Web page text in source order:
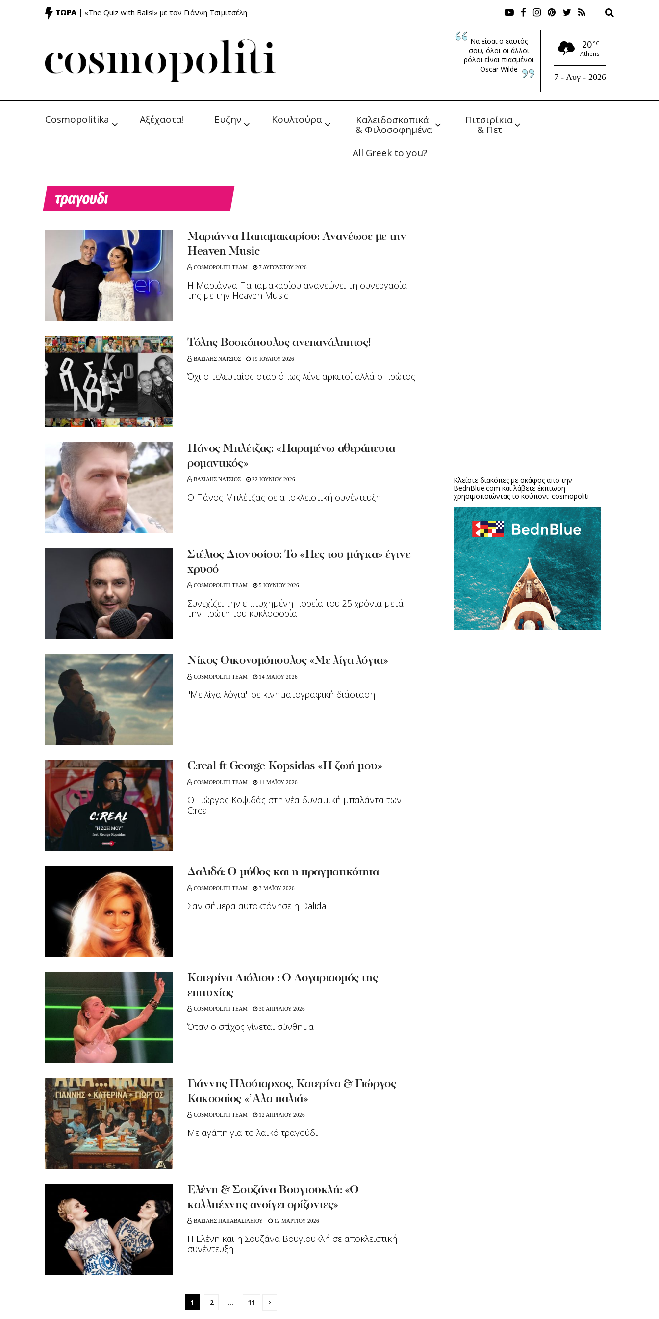
ΤΩΡΑ | «The Quiz with Balls!» με τον Γιάννη Τσιμιτσέλη
Να είσαι ο εαυτός
σου, όλοι οι άλλοι
ρόλοι είναι πιασμένοι
Oscar Wilde
20 °C
Athens
7 - Αυγ - 2026
Cosmopolitika Αξέχαστα! Ευζην Κουλτούρα Καλειδοσκοπικά
& Φιλοσοφημένα
Πιτσιρίκια
& Πετ
All Greek to you?
τραγουδι
Μαριάννα Παπαμακαρίου: Ανανέωσε με την
Heaven Music
COSMOPOLITI TEAM 7 ΑΥΓΟΥΣΤΟΥ 2026
Η Μαριάννα Παπαμακαρίου ανανεώνει τη συνεργασία
της με την Heaven Music
Τόλης Βοσκόπουλος ανεπανάληπτος!
ΒΑΣΙΛΗΣ ΝΑΤΣΙΟΣ 19 ΙΟΥΛΙΟΥ 2026
Όχι ο τελευταίος σταρ όπως λένε αρκετοί αλλά ο πρώτος
Πάνος Μπλέτζας: «Παραμένω αθεράπευτα
ρομαντικός»
ΒΑΣΙΛΗΣ ΝΑΤΣΙΟΣ 22 ΙΟΥΝΙΟΥ 2026
Ο Πάνος Μπλέτζας σε αποκλειστική συνέντευξη
Στέλιος Διονυσίου: Το «Πες του μάγκα» έγινε
χρυσό
COSMOPOLITI TEAM 5 ΙΟΥΝΙΟΥ 2026
Συνεχίζει την επιτυχημένη πορεία του 25 χρόνια μετά
την πρώτη του κυκλοφορία
Νίκος Οικονομόπουλος «Με λίγα λόγια»
COSMOPOLITI TEAM 14 ΜΑΪΟΥ 2026
"Με λίγα λόγια" σε κινηματογραφική διάσταση
C:real ft George Kopsidas «Η ζωή μου»
COSMOPOLITI TEAM 11 ΜΑΪΟΥ 2026
Ο Γιώργος Κοψιδάς στη νέα δυναμική μπαλάντα των
C:real
Δαλιδά: Ο μύθος και η πραγματικότητα
COSMOPOLITI TEAM 3 ΜΑΪΟΥ 2026
Σαν σήμερα αυτοκτόνησε η Dalida
Kατερίνα Λιόλιου : Ο Λογαριασμός της
επιτυχίας
COSMOPOLITI TEAM 30 ΑΠΡΙΛΙΟΥ 2026
Όταν ο στίχος γίνεται σύνθημα
Γιάννης Πλούταρχος, Κατερίνα & Γιώργος
Κακοσαίος «’Αλα παλιά»
COSMOPOLITI TEAM 12 ΑΠΡΙΛΙΟΥ 2026
Με αγάπη για το λαϊκό τραγούδι
Eλένη & Σουζάνα Βουγιουκλή: «Ο
καλλιτέχνης ανοίγει ορίζοντες»
ΒΑΣΙΛΗΣ ΠΑΠΑΒΑΣΙΛΕΙΟΥ 12 ΜΑΡΤΙΟΥ 2026
Η Eλένη και η Σουζάνα Βουγιουκλή σε αποκλειστική
συνέντευξη
1 2 … 11
Κλείστε διακόπες με σκάφος απο την
BednBlue.com και λάβετε έκπτωση
χρησιμοποιώντας το κούπονι: cosmopoliti